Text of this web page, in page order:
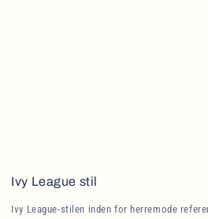
Ivy League stil
Ivy League-stilen inden for herremode